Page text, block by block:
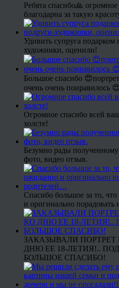
Ребята спасибо🙏
благодарна за такую
Удивить супруга подарком
художники, оценили!
Большое спасибо
очень очень понравилось
Огромное спасибо всей
холсте!
Безумно рады
фото, видео отзыв.
Спасибо большое за то,
и оригинально
ЗАКАЗЫВАЛИ
ДНЮ ЕЕ 18-ЛЕТИЯ!..
БОЛЬШОЕ СПАСИБО!